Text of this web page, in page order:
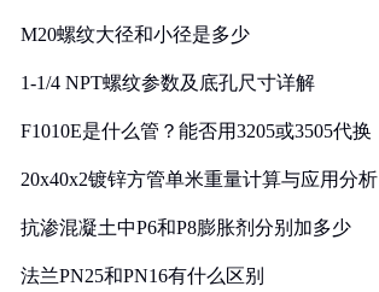
M20螺纹大径和小径是多少
1-1/4 NPT螺纹参数及底孔尺寸详解
F1010E是什么管？能否用3205或3505代换
20x40x2镀锌方管单米重量计算与应用分析
抗渗混凝土中P6和P8膨胀剂分别加多少
法兰PN25和PN16有什么区别